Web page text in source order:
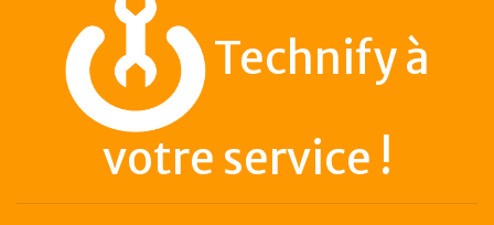
Technify à
votre service !